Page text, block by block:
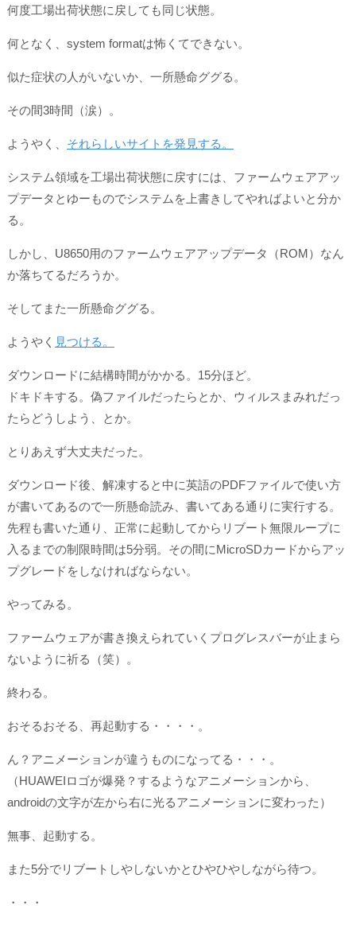
何度工場出荷状態に戻しても同じ状態。
何となく、system formatは怖くてできない。
似た症状の人がいないか、一所懸命ググる。
その間3時間（涙）。
ようやく、 それらしいサイトを発見する。
システム領域を工場出荷状態に戻すには、ファームウェアアッ
プデータとゆーものでシステムを上書きしてやればよいと分か
る。
しかし、U8650用のファームウェアアップデータ（ROM）なん
か落ちてるだろうか。
そしてまた一所懸命ググる。
ようやく 見つける。
ダウンロードに結構時間がかかる。15分ほど。
ドキドキする。偽ファイルだったらとか、ウィルスまみれだっ
たらどうしよう、とか。
とりあえず大丈夫だった。
ダウンロード後、解凍すると中に英語のPDFファイルで使い方
が書いてあるので一所懸命読み、書いてある通りに実行する。
先程も書いた通り、正常に起動してからリブート無限ループに
入るまでの制限時間は5分弱。その間にMicroSDカードからアッ
プグレードをしなければならない。
やってみる。
ファームウェアが書き換えられていくプログレスバーが止まら
ないように祈る（笑）。
終わる。
おそるおそる、再起動する・・・・。
ん？アニメーションが違うものになってる・・・。
（HUAWEIロゴが爆発？するようなアニメーションから、
androidの文字が左から右に光るアニメーションに変わった）
無事、起動する。
また5分でリブートしやしないかとひやひやしながら待つ。
・・・